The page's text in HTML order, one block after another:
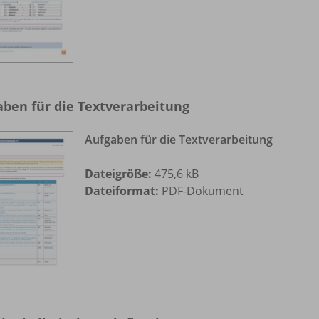
für die Textverarbeitung
Aufgaben für die Textverarbeitung
Dateigröße: 475,6 kB
Dateiformat: PDF-Dokument